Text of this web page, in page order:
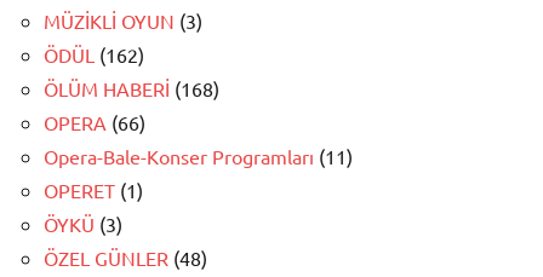
MÜZİKLİ OYUN (3)
ÖDÜL (162)
ÖLÜM HABERİ (168)
OPERA (66)
Opera-Bale-Konser Programları (11)
OPERET (1)
ÖYKÜ (3)
ÖZEL GÜNLER (48)